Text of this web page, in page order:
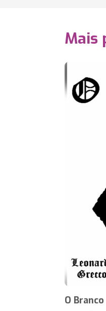
Mais
O Branco